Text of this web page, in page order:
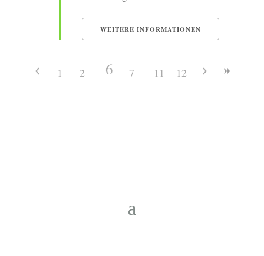
WEITERE INFORMATIONEN
1 2 3 4
6 7 8 9 10
11 12